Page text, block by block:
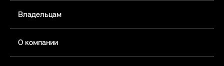
Владельцам
О компании